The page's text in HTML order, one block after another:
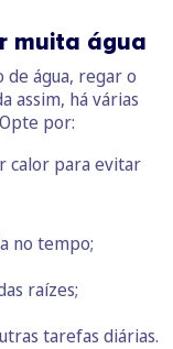
muita água
de água, regar o
assim, há várias
por:
calor para evitar
no tempo;
raízes;
tarefas diárias.